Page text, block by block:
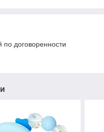
по договоренности